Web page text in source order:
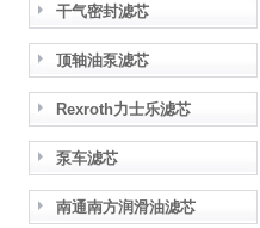
干气密封滤芯
顶轴油泵滤芯
Rexroth力士乐滤芯
泵车滤芯
南通南方润滑油滤芯